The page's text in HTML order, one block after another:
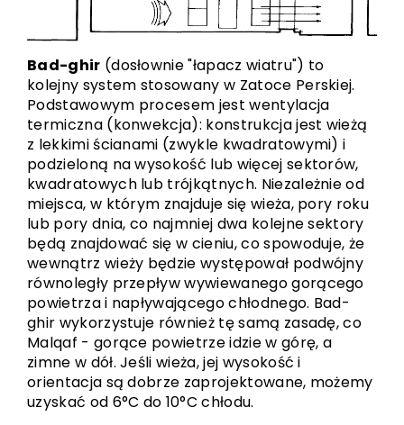
Bad-ghir (dosłownie "łapacz wiatru") to
kolejny system stosowany w Zatoce Perskiej.
Podstawowym procesem jest wentylacja
termiczna (konwekcja): konstrukcja jest wieżą
z lekkimi ścianami (zwykle kwadratowymi) i
podzieloną na wysokość lub więcej sektorów,
kwadratowych lub trójkątnych. Niezależnie od
miejsca, w którym znajduje się wieża, pory roku
lub pory dnia, co najmniej dwa kolejne sektory
będą znajdować się w cieniu, co spowoduje, że
wewnątrz wieży będzie występował podwójny
równoległy przepływ wywiewanego gorącego
powietrza i napływającego chłodnego. Bad-
ghir wykorzystuje również tę samą zasadę, co
Malqaf - gorące powietrze idzie w górę, a
zimne w dół. Jeśli wieża, jej wysokość i
orientacja są dobrze zaprojektowane, możemy
uzyskać od 6°C do 10°C chłodu.